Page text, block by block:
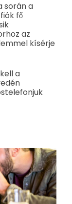
során a
fő
az
kísérje
a